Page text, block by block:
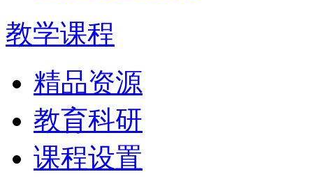
教学课程
精品资源
教育科研
课程设置